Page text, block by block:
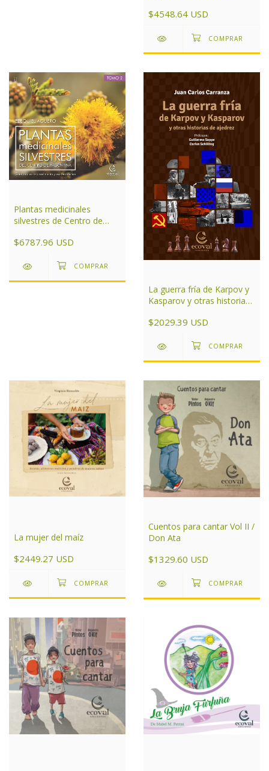
$4548.64 USD
Plantas medicinales
silvestres de Centro de
$6787.96 USD
La guerra fría de Karpov y
Kasparov y otras historias
$2029.39 USD
La mujer del maíz
$2449.27 USD
Cuentos para cantar Vol II /
Don Ata
$1329.60 USD